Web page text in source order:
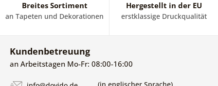
Breites Sortiment
an Tapeten und Dekorationen
Hergestellt in der EU
erstklassige Druckqualität
Kundenbetreuung
an Arbeitstagen Mo-Fr: 08:00-16:00